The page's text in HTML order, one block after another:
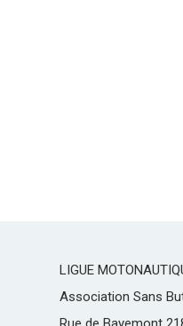
LIGUE
Association Sans